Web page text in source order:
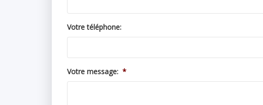
Votre téléphone:
Votre message: *